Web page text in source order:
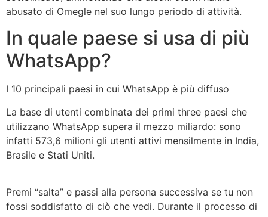
abusato di Omegle nel suo lungo periodo di attività.
In quale paese si usa di più
WhatsApp?
I 10 principali paesi in cui WhatsApp è più diffuso
La base di utenti combinata dei primi three paesi che
utilizzano WhatsApp supera il mezzo miliardo: sono
infatti 573,6 milioni gli utenti attivi mensilmente in India,
Brasile e Stati Uniti.
Premi “salta” e passi alla persona successiva se tu non
fossi soddisfatto di ciò che vedi. Durante il processo di